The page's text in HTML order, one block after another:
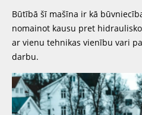
Būtībā šī mašīna ir kā
nomainot kausu pret
ar vienu tehnikas vienību vari
darbu.